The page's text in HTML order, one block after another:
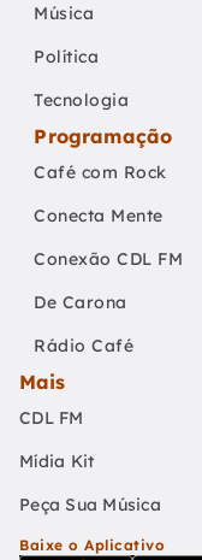
Música
Política
Tecnologia
Programação
Café com Rock
Conecta Mente
Conexão CDL FM
De Carona
Rádio Café
Mais
CDL FM
Mídia Kit
Peça Sua Música
Baixe o Aplicativo